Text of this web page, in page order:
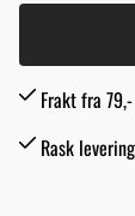
Frakt fra 79,-
Rask levering